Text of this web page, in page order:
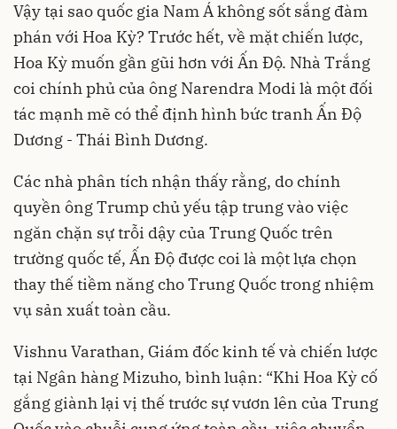
Vậy tại sao quốc gia Nam Á không sốt sắng đàm
phán với Hoa Kỳ? Trước hết, về mặt chiến lược,
Hoa Kỳ muốn gần gũi hơn với Ấn Độ. Nhà Trắng
coi chính phủ của ông Narendra Modi là một đối
tác mạnh mẽ có thể định hình bức tranh Ấn Độ
Dương - Thái Bình Dương.
Các nhà phân tích nhận thấy rằng, do chính
quyền ông Trump chủ yếu tập trung vào việc
ngăn chặn sự trỗi dậy của Trung Quốc trên
trường quốc tế, Ấn Độ được coi là một lựa chọn
thay thế tiềm năng cho Trung Quốc trong nhiệm
vụ sản xuất toàn cầu.
Vishnu Varathan, Giám đốc kinh tế và chiến lược
tại Ngân hàng Mizuho, bình luận: “Khi Hoa Kỳ cố
gắng giành lại vị thế trước sự vươn lên của Trung